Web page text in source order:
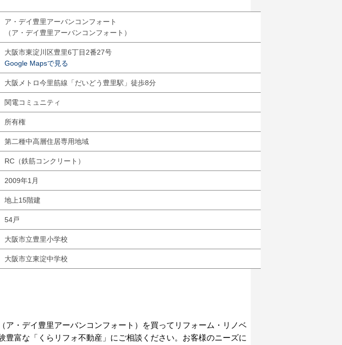
ア・デイ豊里アーバンコンフォート
（ア・デイ豊里アーバンコンフォート）
大阪市東淀川区豊里6丁目2番27号
Google Mapsで見る
大阪メトロ今里筋線「だいどう豊里駅」徒歩8分
関電コミュニティ
所有権
第二種中高層住居専用地域
RC（鉄筋コンクリート）
2009年1月
地上15階建
54戸
大阪市立豊里小学校
大阪市立東淀中学校
ア・デイ豊里アーバンコンフォート）を買ってリフォーム・リノベ
豊富な「くらリフォ不動産」にご相談ください。お客様のニーズに